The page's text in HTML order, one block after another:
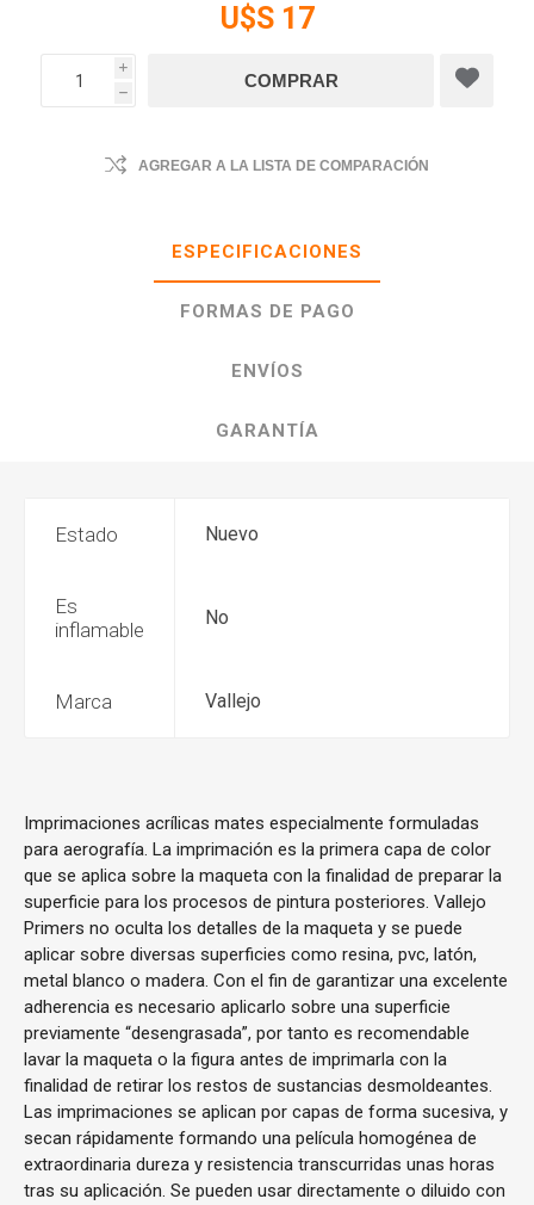
U$S 17
i
h
AGREGAR A LA LISTA DE COMPARACIÓN
ESPECIFICACIONES
FORMAS DE PAGO
ENVÍOS
GARANTÍA
Estado Nuevo
Es
inflamable
No
Marca Vallejo
Imprimaciones acrílicas mates especialmente formuladas
para aerografía. La imprimación es la primera capa de color
que se aplica sobre la maqueta con la finalidad de preparar la
superficie para los procesos de pintura posteriores. Vallejo
Primers no oculta los detalles de la maqueta y se puede
aplicar sobre diversas superficies como resina, pvc, latón,
metal blanco o madera. Con el fin de garantizar una excelente
adherencia es necesario aplicarlo sobre una superficie
previamente “desengrasada”, por tanto es recomendable
lavar la maqueta o la figura antes de imprimarla con la
finalidad de retirar los restos de sustancias desmoldeantes.
Las imprimaciones se aplican por capas de forma sucesiva, y
secan rápidamente formando una película homogénea de
extraordinaria dureza y resistencia transcurridas unas horas
tras su aplicación. Se pueden usar directamente o diluido con